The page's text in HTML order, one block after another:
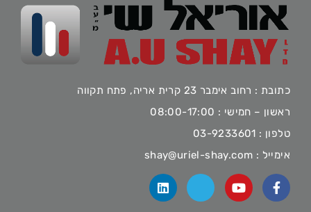
כתובת : רחוב אימבר 23 קרית אריה, פתח תקווה
ראשון – חמישי : 08:00-17:00
טלפון : 03-9233601
אימייל : shay@uriel-shay.com